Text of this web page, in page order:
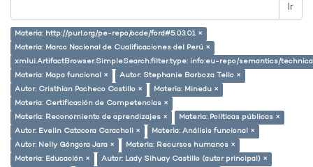
Ir
Materia: http://purl.org/pe-repo/ocde/ford#5.03.01 ×
Materia: Marco Nacional de Cualificaciones del Perú ×
xmlui.ArtifactBrowser.SimpleSearch.filter.type: info:eu-repo/semantics/
Materia: Mapa funcional ×
Autor: Stephanie Barboza Tello ×
Autor: Cristhian Pacheco Castillo ×
Materia: Minedu ×
Materia: Certificación de Competencias ×
Materia: Reconomiento de aprendizajes ×
Materia: Políticas públicas ×
Autor: Evelin Catacora Caracholi ×
Materia: Análisis funcional ×
Autor: Nelly Góngora Jara ×
Materia: Recursos humanos ×
Materia: Educación ×
Autor: Lady Sihuay Castillo (autor principal) ×